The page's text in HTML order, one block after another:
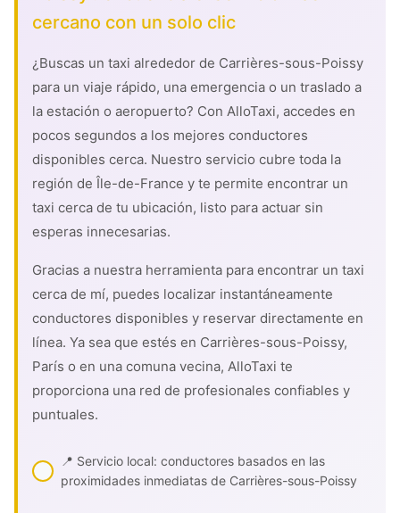
cercano con un solo clic
¿Buscas un taxi alrededor de Carrières-sous-Poissy
para un viaje rápido, una emergencia o un traslado a
la estación o aeropuerto? Con AlloTaxi, accedes en
pocos segundos a los mejores conductores
disponibles cerca. Nuestro servicio cubre toda la
región de Île-de-France y te permite encontrar un
taxi cerca de tu ubicación, listo para actuar sin
esperas innecesarias.
Gracias a nuestra herramienta para encontrar un taxi
cerca de mí, puedes localizar instantáneamente
conductores disponibles y reservar directamente en
línea. Ya sea que estés en Carrières-sous-Poissy,
París o en una comuna vecina, AlloTaxi te
proporciona una red de profesionales confiables y
puntuales.
📍 Servicio local: conductores basados en las
proximidades inmediatas de Carrières-sous-Poissy